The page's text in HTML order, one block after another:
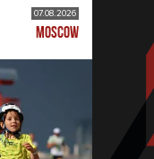
07.08.2026
MOSCOW